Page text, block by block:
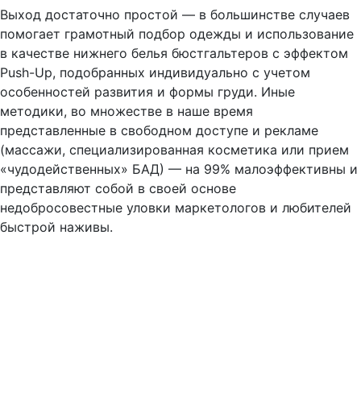
Выход достаточно простой — в большинстве случаев
помогает грамотный подбор одежды и использование
в качестве нижнего белья бюстгальтеров с эффектом
Push-Up, подобранных индивидуально с учетом
особенностей развития и формы груди. Иные
методики, во множестве в наше время
представленные в свободном доступе и рекламе
(массажи, специализированная косметика или прием
«чудодейственных» БАД) — на 99% малоэффективны и
представляют собой в своей основе
недобросовестные уловки маркетологов и любителей
быстрой наживы.